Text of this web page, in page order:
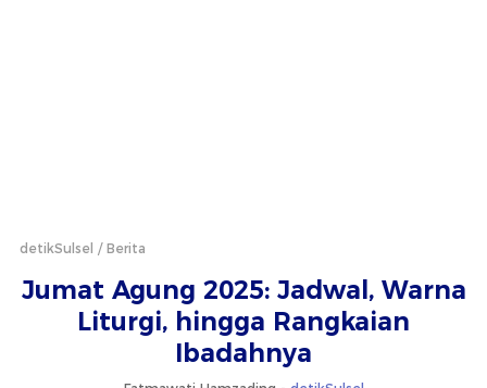
detikSulsel Berita
Jumat Agung 2025: Jadwal, Warna
Liturgi, hingga Rangkaian
Ibadahnya